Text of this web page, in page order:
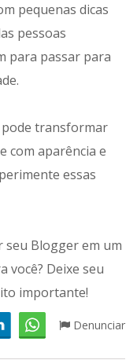
pequenas dicas
pessoas
para passar para
pode transformar
com aparência e
essas
Blogger em um
você? Deixe seu
importante!
Denunciar